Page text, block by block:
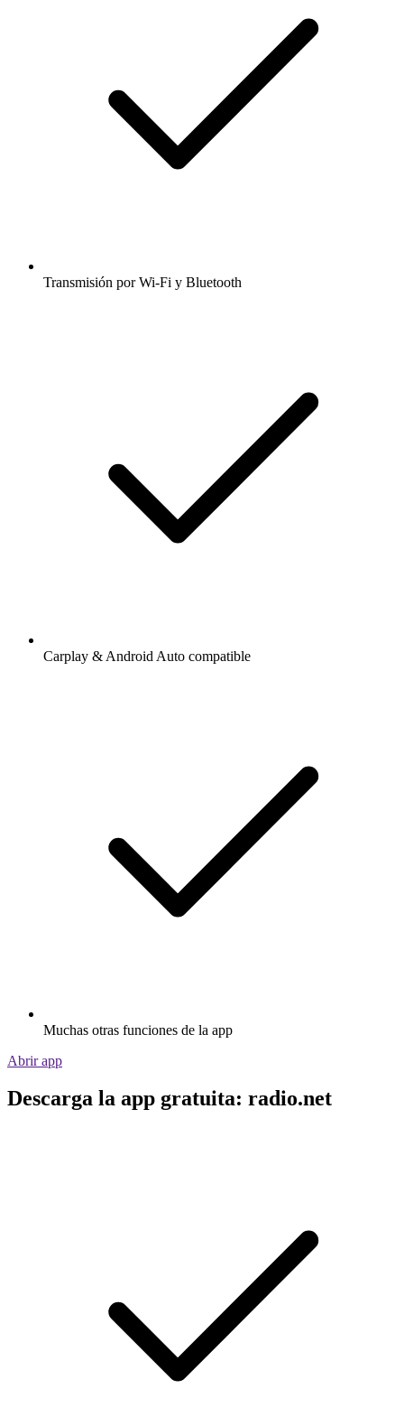
Transmisión por Wi-Fi y Bluetooth
Carplay & Android Auto compatible
Muchas otras funciones de la app
Abrir app
Descarga la app gratuita: radio.net